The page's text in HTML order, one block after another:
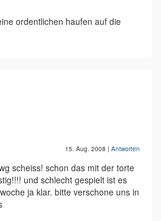
ordentlichen haufen auf die
15. Aug. 2008 | Antworten
scheiss! schon das mit der torte
und schlecht gespielt ist es
ja klar. bitte verschone uns in